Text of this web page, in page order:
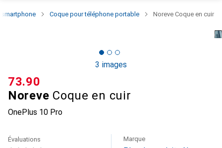
Coque pour téléphone portable Noreve Coque en cuir
3 images
Noreve Coque en cuir
OnePlus 10 Pro
CHF
73.90
Évaluations Marque